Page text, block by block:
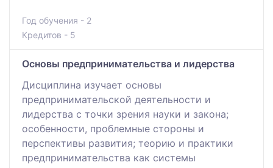
Год обучения - 2
Кредитов - 5
Основы предпринимательства и лидерства
Дисциплина изучает основы
предпринимательской деятельности и
лидерства с точки зрения науки и закона;
особенности, проблемные стороны и
перспективы развития; теорию и практики
предпринимательства как системы